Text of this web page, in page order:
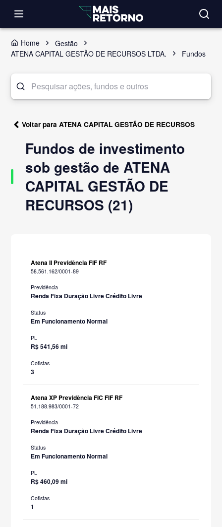
Home
Gestão
ATENA CAPITAL GESTÃO DE RECURSOS LTDA.
Fundos
Voltar para ATENA CAPITAL GESTÃO DE RECURSOS
Fundos de investimento
sob gestão de ATENA
CAPITAL GESTÃO DE
RECURSOS (21)
Atena II Previdência FIF RF
58.561.162/0001-89
Previdência
Renda Fixa Duração Livre Crédito Livre
Status
Em Funcionamento Normal
PL
R$ 541,56 mi
Cotistas
3
Atena XP Previdência FIC FIF RF
51.188.983/0001-72
Previdência
Renda Fixa Duração Livre Crédito Livre
Status
Em Funcionamento Normal
PL
R$ 460,09 mi
Cotistas
1